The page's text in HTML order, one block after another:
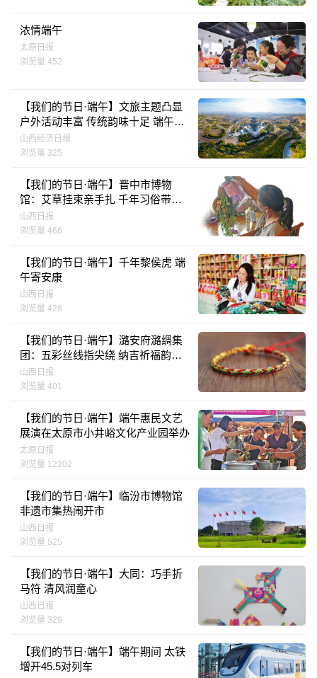
浓情端午
太原日报
浏览量 452
【我们的节日·端午】文旅主题凸显
户外活动丰富 传统韵味十足 端午邂
逅晋中 必定与“粽”不同
山西经济日报
浏览量 325
【我们的节日·端午】晋中市博物
馆：艾草挂束亲手扎 千年习俗带回
家
山西日报
浏览量 466
【我们的节日·端午】千年黎侯虎 端
午寄安康
山西日报
浏览量 428
【我们的节日·端午】潞安府潞绸集
团：五彩丝线指尖绕 纳吉祈福韵味
长
山西日报
浏览量 401
【我们的节日·端午】端午惠民文艺
展演在太原市小井峪文化产业园举办
太原日报
浏览量 12202
【我们的节日·端午】临汾市博物馆
非遗市集热闹开市
山西日报
浏览量 525
【我们的节日·端午】大同：巧手折
马符 清风润童心
山西日报
浏览量 329
【我们的节日·端午】端午期间 太铁
增开45.5对列车